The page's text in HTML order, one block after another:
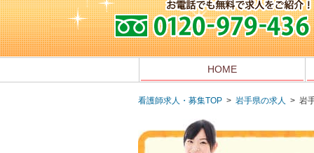
HOME
看護師求人・募集TOP > 岩手県の求人 > 岩